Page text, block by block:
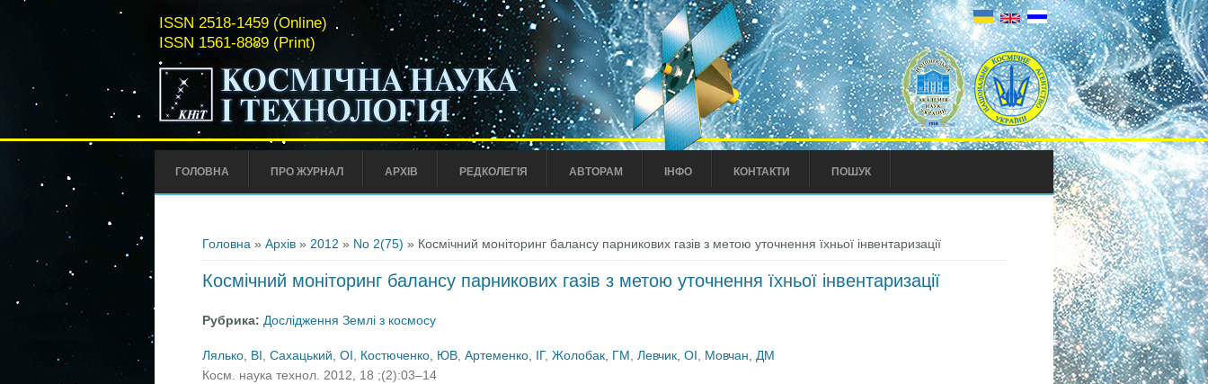
ISSN 2518-1459 (Online)
ISSN 1561-8889 (Print)
ГОЛОВНА ПРО ЖУРНАЛ АРХІВ РЕДКОЛЕГІЯ АВТОРАМ ІНФО КОНТАКТИ ПОШУК
Головна» Архів» 2012 » No 2(75) » Космічний моніторинг балансу парникових газів з метою уточнення їхньої інвентаризації
Космічний моніторинг балансу парникових газів з метою уточнення їхньої інвентаризації
Рубрика: Дослідження Землі з космосу
Лялько, ВІ, Сахацький, ОІ, Костюченко, ЮВ, Артеменко, ІГ, Жолобак, ГМ, Левчик, ОІ, Мовчан, ДМ
Косм. наука технол. 2012, 18 ;(2):03–14